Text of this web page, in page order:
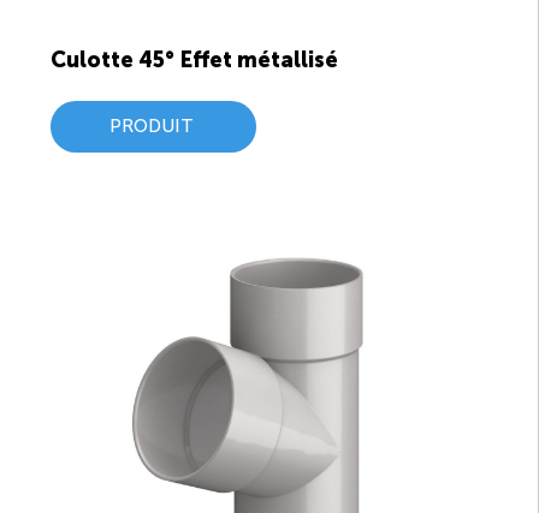
Culotte 45° Effet métallisé
PRODUIT